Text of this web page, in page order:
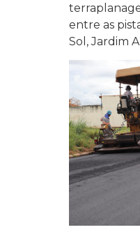
entre as
Sol, Jardim